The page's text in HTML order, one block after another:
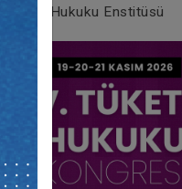
Tüketici Hukuku Enstitüsü